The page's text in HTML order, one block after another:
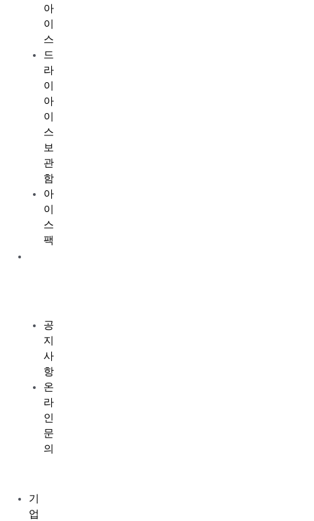
아
이
스
드
라
이
아
이
스
보
관
함
아
이
스
팩
공
지
사
항
온
라
인
문
의
기
업